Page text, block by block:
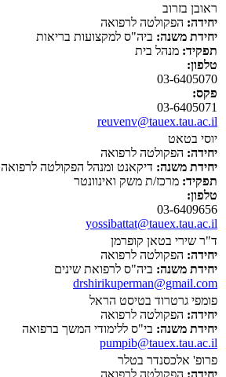
ראובן בזרוב
יחידה: הפקולטה לרפואה
יחידת משנה: ביה"ס למקצועות בריאות
תפקיד: מנהל בית
טלפון:
03-6405070
פקס:
03-6405071
reuvenv@tauex.tau.ac.il
יוסי בטאט
יחידה: הפקולטה לרפואה
יחידת משנה: דיקאנט ומנהל הפקולטה לרפואה
תפקיד: מרכז/ת משק ואינוונטר
טלפון:
03-6409656
yossibattat@tauex.tau.ac.il
ד"ר שירי בטאן קופרמן
יחידה: הפקולטה לרפואה
יחידת משנה: ביה"ס לרפואת שינים
drshirikuperman@gmail.com
פומפי גרטרוד בטיסט הראל
יחידה: הפקולטה לרפואה
יחידת משנה: בי"ס ללימודי המשך ברפואה
pumpib@tauex.tau.ac.il
פרופ' אלכסנדר בטלר
יחידה: הפקולטה לרפואה